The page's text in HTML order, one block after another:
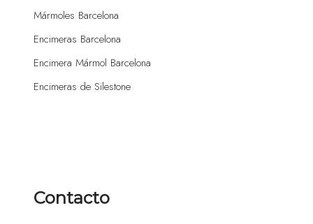
Mármoles Barcelona
Encimeras Barcelona
Encimera Mármol Barcelona
Encimeras de Silestone
Contacto